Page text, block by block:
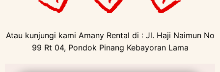
Atau kunjungi kami Amany Rental di : Jl. Haji Naimun No
99 Rt 04, Pondok Pinang Kebayoran Lama